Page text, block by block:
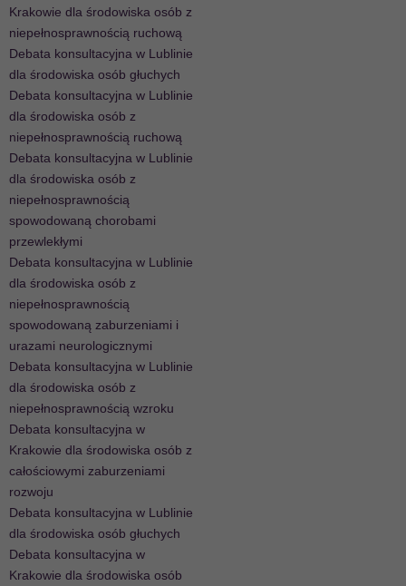
Krakowie dla środowiska osób z
niepełnosprawnością ruchową
Debata konsultacyjna w Lublinie
dla środowiska osób głuchych
Debata konsultacyjna w Lublinie
dla środowiska osób z
niepełnosprawnością ruchową
Debata konsultacyjna w Lublinie
dla środowiska osób z
niepełnosprawnością
spowodowaną chorobami
przewlekłymi
Debata konsultacyjna w Lublinie
dla środowiska osób z
niepełnosprawnością
spowodowaną zaburzeniami i
urazami neurologicznymi
Debata konsultacyjna w Lublinie
dla środowiska osób z
niepełnosprawnością wzroku
Debata konsultacyjna w
Krakowie dla środowiska osób z
całościowymi zaburzeniami
rozwoju
Debata konsultacyjna w Lublinie
dla środowiska osób głuchych
Debata konsultacyjna w
Krakowie dla środowiska osób